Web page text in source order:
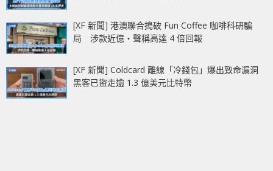
[XF 新聞] 港澳聯合搗破 Fun Coffee 咖啡科研騙
局 涉款近億‧聲稱高達 4 倍回報
[XF 新聞] Coldcard 離線「冷錢包」爆出致命漏洞
黑客已盜走逾 1.3 億美元比特幣